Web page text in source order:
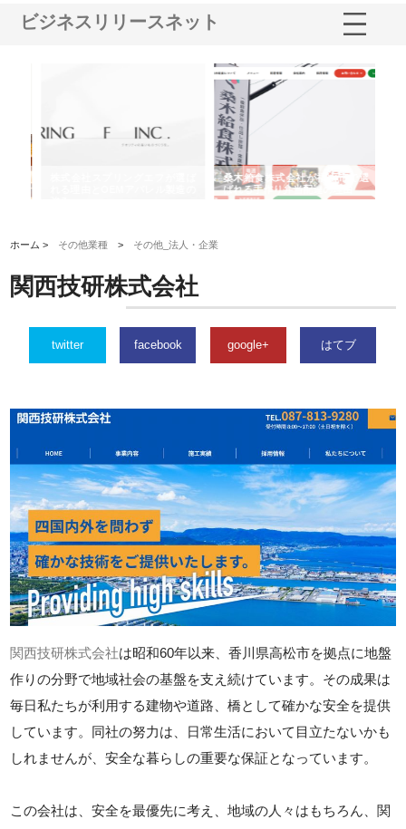
ビジネスリリースネット
桑木給食株式会社が福山市で選
ばれる手作り弁当配達の理由
ホーム > その他業種 > その他_法人・企業
関西技研株式会社
twitter facebook google+ はてブ
関西技研株式会社は昭和60年以来、香川県高松市を拠点に地盤
作りの分野で地域社会の基盤を支え続けています。その成果は
毎日私たちが利用する建物や道路、橋として確かな安全を提供
しています。同社の努力は、日常生活において目立たないかも
しれませんが、安全な暮らしの重要な保証となっています。
この会社は、安全を最優先に考え、地域の人々はもちろん、関